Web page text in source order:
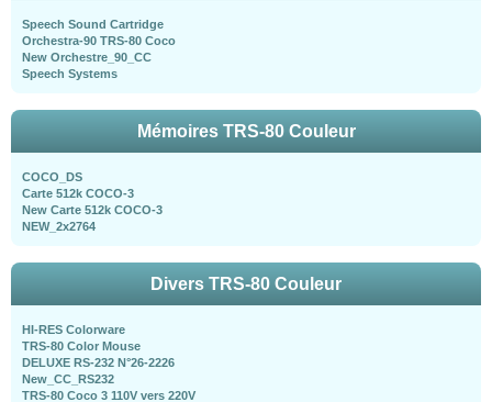
Speech Sound Cartridge
Orchestra-90 TRS-80 Coco
New Orchestre_90_CC
Speech Systems
Mémoires TRS-80 Couleur
COCO_DS
Carte 512k COCO-3
New Carte 512k COCO-3
NEW_2x2764
Divers TRS-80 Couleur
HI-RES Colorware
TRS-80 Color Mouse
DELUXE RS-232 N°26-2226
New_CC_RS232
TRS-80 Coco 3 110V vers 220V